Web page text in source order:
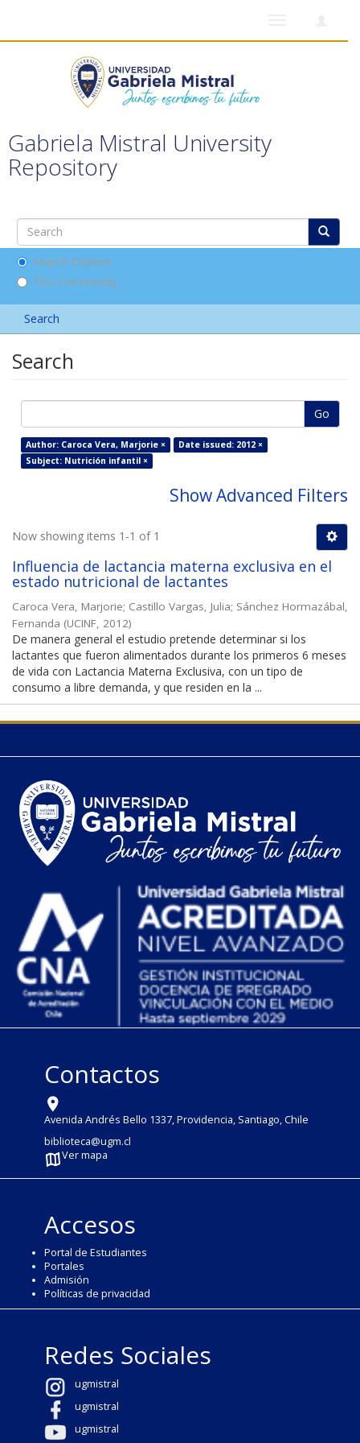
Gabriela Mistral University
Repository
Search DSpace
This Community
Search
Search
Go
Author: Caroca Vera, Marjorie ×
Date issued: 2012 ×
Subject: Nutrición infantil ×
Show Advanced Filters
Now showing items 1-1 of 1
Influencia de lactancia materna exclusiva en el
estado nutricional de lactantes
Caroca Vera, Marjorie; Castillo Vargas, Julia; Sánchez Hormazábal,
Fernanda (UCINF, 2012)
De manera general el estudio pretende determinar si los
lactantes que fueron alimentados durante los primeros 6 meses
de vida con Lactancia Materna Exclusiva, con un tipo de
consumo a libre demanda, y que residen en la ...
Contactos
Avenida Andrés Bello 1337, Providencia, Santiago, Chile
biblioteca@ugm.cl
Ver mapa
Accesos
Portal de Estudiantes
Portales
Admisión
Políticas de privacidad
Redes Sociales
ugmistral
ugmistral
ugmistral